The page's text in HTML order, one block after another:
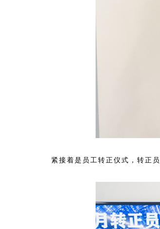
紧接着是员工转正仪式，转正